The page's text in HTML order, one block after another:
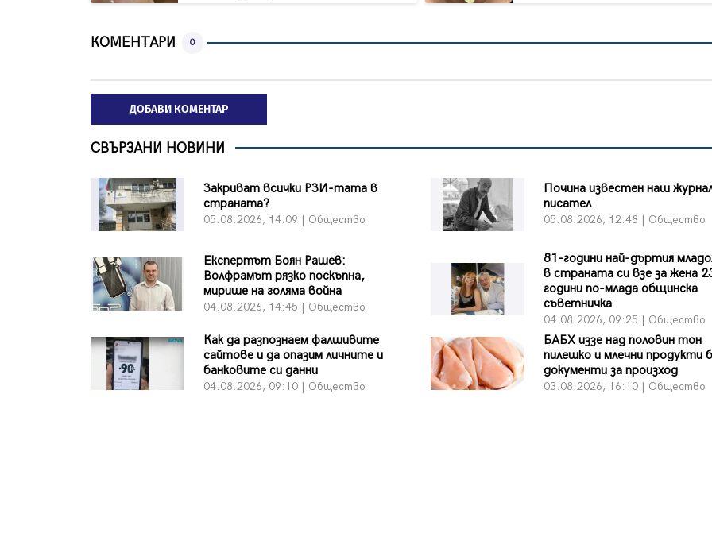
КОМЕНТАРИ 0
ДОБАВИ КОМЕНТАР
СВЪРЗАНИ НОВИНИ
Закриват всички РЗИ-тата в
страната?
05.08.2026, 14:09 | Общество
Почина известен наш
писател
05.08.2026, 12:48 | Общество
Експертът Боян Рашев:
Волфрамът рязко поскъпна,
мирише на голяма война
04.08.2026, 14:45 | Общество
81-години най-дъртия
в страната си взе за жена
години по-млада общинска
съветничка
04.08.2026, 09:25 | Общество
Как да разпознаем фалшивите
сайтове и да опазим личните и
банковите си данни
04.08.2026, 09:10 | Общество
БАБХ иззе над половин тон
пилешко и млечни продукти
документи за произход
03.08.2026, 16:10 | Общество